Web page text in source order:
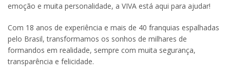
emoção e muita personalidade, a VIVA está aqui para ajudar!
Com 18 anos de experiência e mais de 40 franquias espalhadas
pelo Brasil, transformamos os sonhos de milhares de
formandos em realidade, sempre com muita segurança,
transparência e felicidade.